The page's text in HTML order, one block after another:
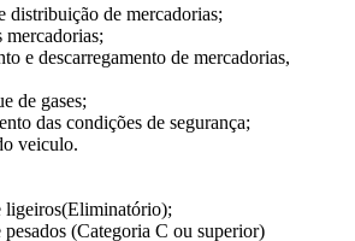
distribuição de mercadorias;
mercadorias;
e descarregamento de mercadorias,
de gases;
das condições de segurança;
veiculo.
ligeiros(Eliminatório);
(Categoria C ou superior)